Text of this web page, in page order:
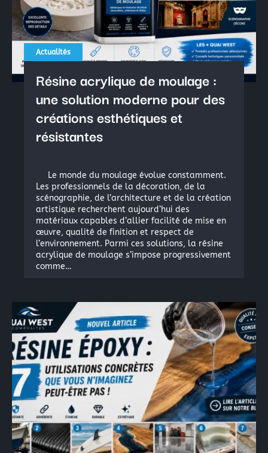
Actualités
Résine acrylique de moulage :
une solution moderne pour des
créations esthétiques et
résistantes
Le monde du moulage évolue constamment.
Les professionnels de la décoration, de la
scénographie, de l’architecture et de la création
artistique recherchent aujourd’hui des
matériaux capables d’allier facilité de mise en
œuvre, qualité de finition et respect de
l’environnement. Parmi ces solutions, la résine
acrylique de moulage s’impose progressivement
comme…
La peinture nautique
La peinture en bombe
Résine Polyester ou résine Polyuréthane pour la
Acryliques et Plâtres
Le moulage silicone
Les colles structurales: Époxydes, Polyuréthanes,
Les colles instantanées
Les colles souples